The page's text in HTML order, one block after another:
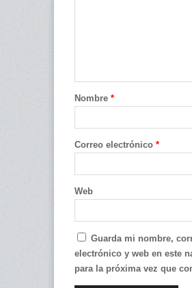
Nombre *
Correo electrónico *
Web
Guarda mi nombre,
electrónico y web en este
para la próxima vez que